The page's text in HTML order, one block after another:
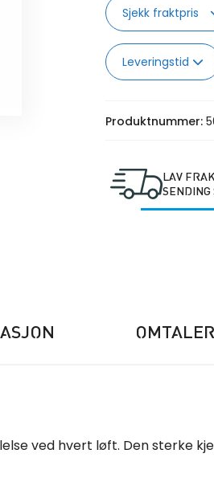
Sjekk fraktpris
Leveringstid
Produktnummer:
LAV
SENDING
OMTALER
ved hvert løft. Den sterke